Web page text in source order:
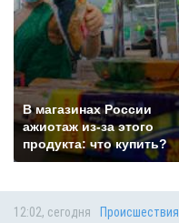
В магазинах России
ажиотаж из-за этого
продукта: что купить?
12:02, сегодня Происшествия